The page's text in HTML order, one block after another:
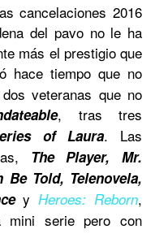
cancelaciones 2016
del pavo no le ha
más el prestigio que
hace tiempo que no
veteranas que no
, tras tres
of Laura. Las
The Player,
Mr.
Be Told, Telenovela,
yHeroes: Reborn,
mini serie pero con